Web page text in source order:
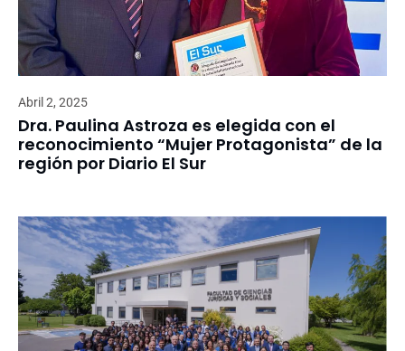
Abril 2, 2025
Dra. Paulina Astroza es elegida con el
reconocimiento “Mujer Protagonista” de la
región por Diario El Sur